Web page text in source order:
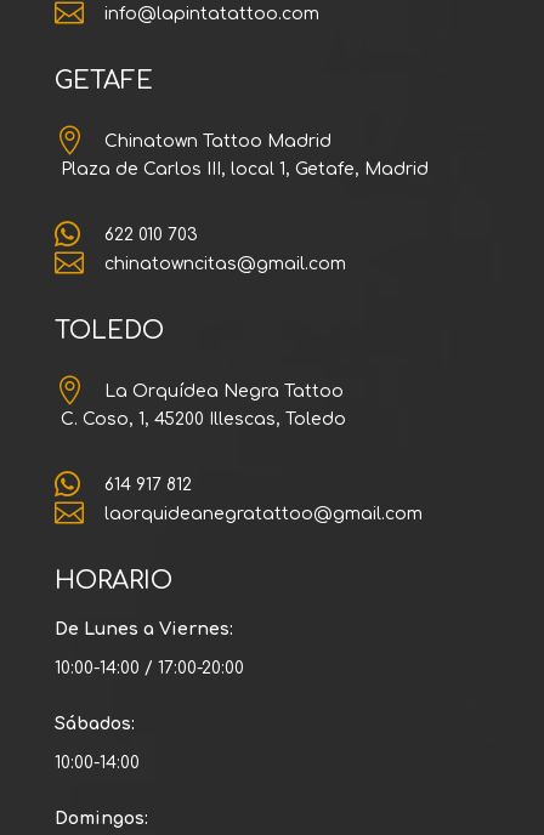
 info@lapintatattoo.com
GETAFE

Chinatown Tattoo Madrid
Plaza de Carlos III, local 1, Getafe, Madrid
 622 010 703
 chinatowncitas@gmail.com
TOLEDO

La Orquídea Negra Tattoo
C. Coso, 1, 45200 Illescas, Toledo
 614 917 812
 laorquideanegratattoo@gmail.com
HORARIO
De Lunes a Viernes:
10:00-14:00 / 17:00-20:00
Sábados:
10:00-14:00
Domingos: